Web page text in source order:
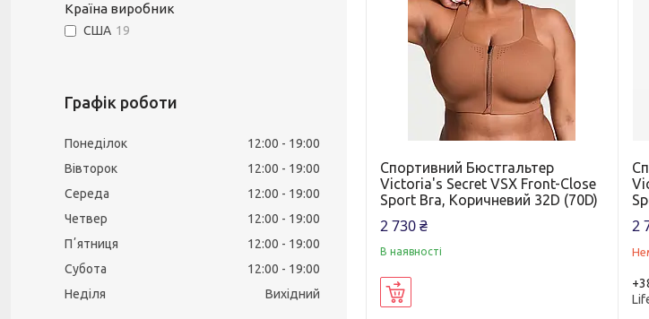
Спортивний Бюстгальтер
Victoria's Secret VSX Front-Close
Sport Bra, Коричневий 32D (70D)
2 730 ₴
В наявності
2
Країна виробник
США 19
Графік роботи
Понеділок 12:00
19:00
Вівторок
12:00
19:00
Середа
12:00
19:00
Четвер
12:00
19:00
Пʼятниця
12:00
19:00
Субота
12:00
19:00
Неділя
Вихідний